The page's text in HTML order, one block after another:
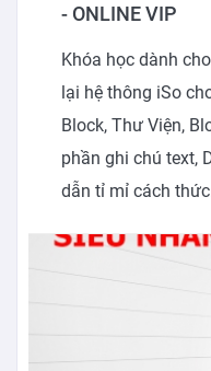
- ONLINE VIP
Khóa học dành
lại hệ thông iSo
Block, Thư Viện,
phần ghi chú text,
dẫn tỉ mỉ cách